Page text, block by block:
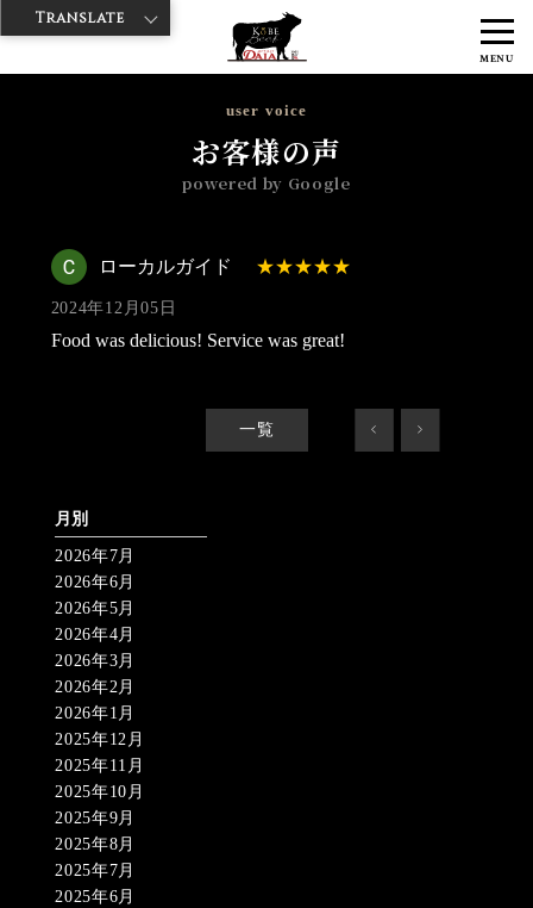
MENU
神戸牛ダイヤ > 神戸牛ダイア 雷門東店
ローカル
user voice
お客様の声
powered by Google
ローカルガイド
2024年12月05日
Food was delicious! Service was great!
一覧 < >
月別
2026年7月
2026年6月
2026年5月
2026年4月
2026年3月
2026年2月
2026年1月
2025年12月
2025年11月
2025年10月
2025年9月
2025年8月
2025年7月
2025年6月
Translate